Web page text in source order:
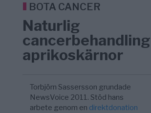
Europas ledare fram ett krig med Rys ...
BOTA CANCER
Naturlig
aprikoskärnor
Torbjörn Sassersson grundade
NewsVoice 2011. Stöd hans
arbete genom en direktdonation